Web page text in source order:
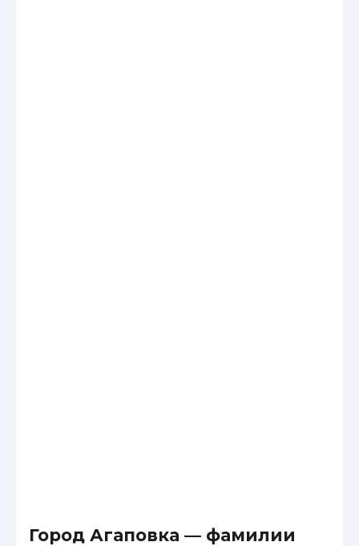
Город Агаповка — фамилии